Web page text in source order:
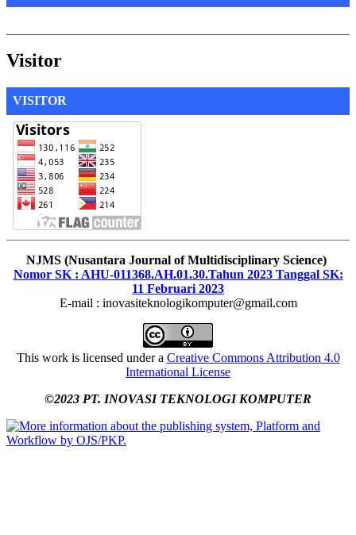
Visitor
VISITOR
NJMS (Nusantara Journal of Multidisciplinary Science)
Nomor SK : AHU-011368.AH.01.30.Tahun 2023 Tanggal SK:
11 Februari 2023
E-mail : inovasiteknologikomputer@gmail.com
This work is licensed under a Creative Commons Attribution 4.0
International License
©2023 PT. INOVASI TEKNOLOGI KOMPUTER